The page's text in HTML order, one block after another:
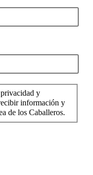
y
información y
de los Caballeros.